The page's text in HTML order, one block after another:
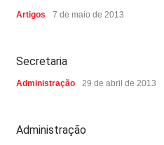
Artigos 7 de maio de 2013
Secretaria
Administração 29 de abril de 2013
Administração